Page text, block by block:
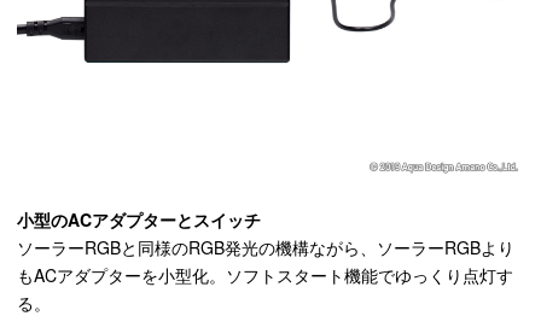
小型のACアダプターとスイッチ
ソーラーRGBと同様のRGB発光の機構ながら、ソーラーRGBより
もACアダプターを小型化。ソフトスタート機能でゆっくり点灯す
る。